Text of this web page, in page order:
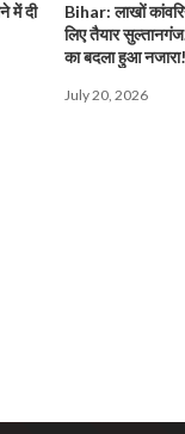
में दी
Bihar: लाखों
लिए तैयार
का बदला हुआ नजारा!
July 20, 2026